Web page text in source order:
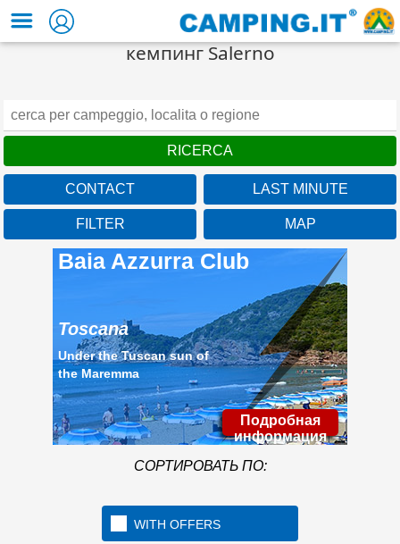
кемпинг Salerno
CONTACT LAST MINUTE
FILTER MAP
Baia Azzurra Club
Toscana
Under the Tuscan sun of
the Maremma
Подробная
информация
СОРТИРОВАТЬ ПО:
WITH OFFERS